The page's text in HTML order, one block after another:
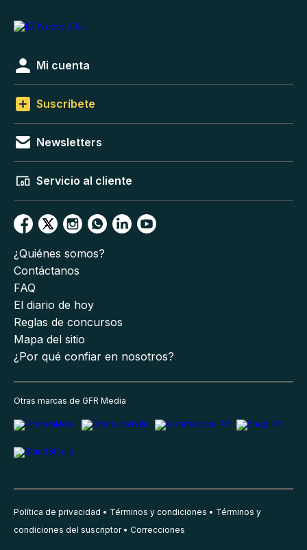
Mi cuenta
Suscríbete
Newsletters
Servicio al cliente
¿Quiénes somos?
Contáctanos
FAQ
El diario de hoy
Reglas de concursos
Mapa del sitio
¿Por qué confiar en nosotros?
Otras marcas de GFR Media
Política de privacidad Términos y condiciones
Términos y
condiciones del suscriptor
Correcciones